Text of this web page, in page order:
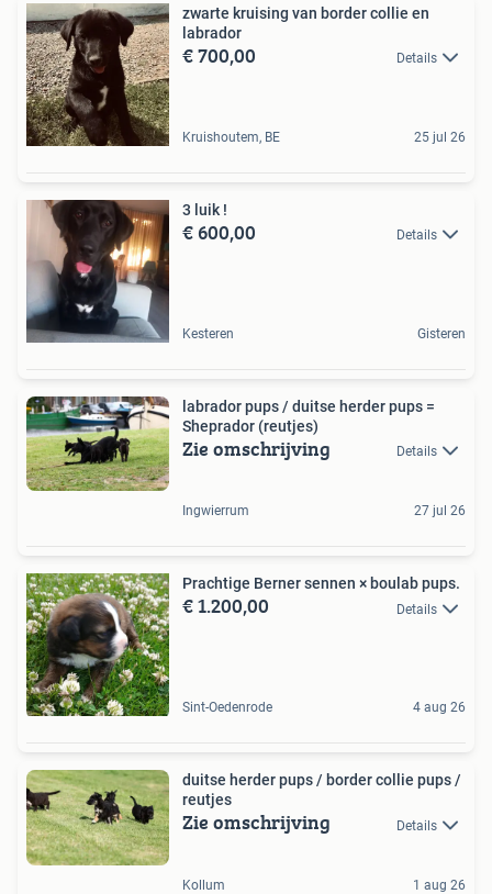
zwarte kruising van border collie en
labrador
€ 700,00 Details
Kruishoutem, BE 25 jul 26
3 luik !
€ 600,00 Details
Kesteren Gisteren
labrador pups / duitse herder pups =
Sheprador (reutjes)
Zie omschrijving Details
Ingwierrum 27 jul 26
Prachtige Berner sennen × boulab pups.
€ 1.200,00 Details
Sint-Oedenrode 4 aug 26
duitse herder pups / border collie pups /
reutjes
Zie omschrijving Details
Kollum 1 aug 26